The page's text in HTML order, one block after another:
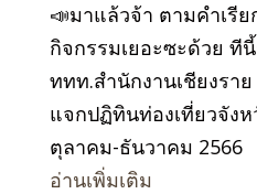
📣มาแล้วจ้า ตามคำเรี
กิจกรรมเยอะซะด้วย ที
ททท.สำนักงานเชียงรา
แจกปฏิทินท่องเที่ยวจังห
ตุลาคม-ธันวาคม 2566
อ่านเพิ่มเติม